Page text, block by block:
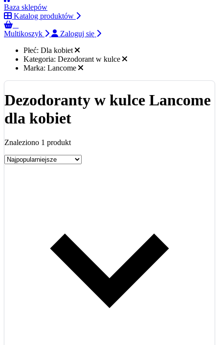
Baza sklepów
Katalog produktów
Multikoszyk
Zaloguj się
Płeć: Dla kobiet
Kategoria: Dezodorant w kulce
Marka: Lancome
Dezodoranty w kulce Lancome
dla kobiet
Znaleziono 1 produkt